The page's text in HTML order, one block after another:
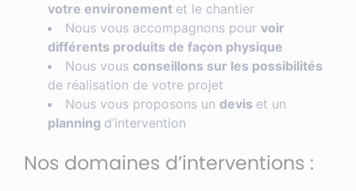
votre environement et le chantier
Nous vous accompagnons pour voir
différents produits de façon physique
Nous vous conseillons sur les possibilités
de réalisation de votre projet
Nous vous proposons un devis et un
planning d’intervention
Nos domaines d’interventions :